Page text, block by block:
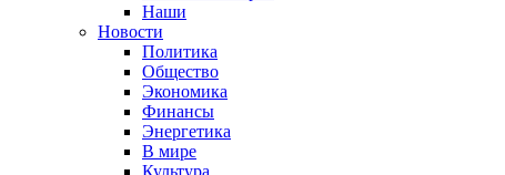
Наши
Новости
Политика
Общество
Экономика
Финансы
Энергетика
В мире